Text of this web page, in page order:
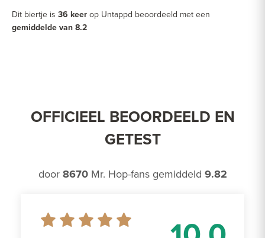
Dit biertje is 36 keer op Untappd beoordeeld met een
gemiddelde van 8.2
OFFICIEEL BEOORDEELD EN
GETEST
door 8670Mr. Hop-fans gemiddeld 9.82